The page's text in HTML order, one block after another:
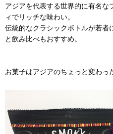
アジアを代表する世界的に有名
ィでリッチな味わい。
伝統的なクラシックボトルが若
と飲み比べもおすすめ。
お菓子はアジアのちょっと変わっ